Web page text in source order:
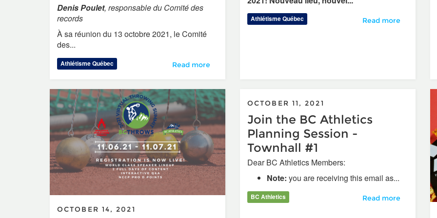
Denis Poulet, responsable du Comité des
records
À sa réunion du 13 octobre 2021, le Comité
des...
Athlétisme Québec Le comité des records reconnaît 93 records et va dorénavant gérer les
Read more
Athlétisme Québec Gala athlètas 2021 :
Read more
OCTOBER 14, 2021
OCTOBER 11, 2021
Join the BC Athletics
Planning Session -
Townhall #1
Dear BC Athletics Members:
Note: you are receiving this email as...
BC Athletics Join the BC Athletics
Read more